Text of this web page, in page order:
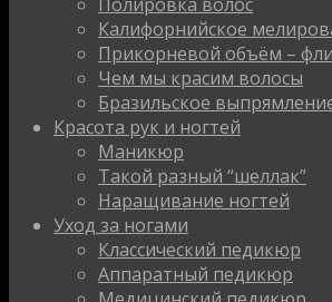
Калифорнийское
Прикорневой объём –
Чем мы красим волосы
Бразильское
Красота рук и ногтей
Маникюр
Такой разный “шеллак”
Наращивание ногтей
Уход за ногами
Классический педикюр
Аппаратный педикюр